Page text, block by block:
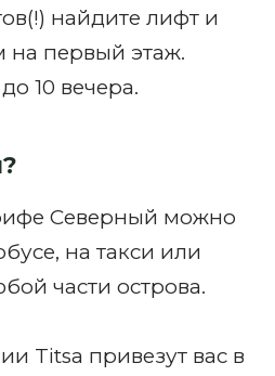
найдите лифт и
на первый этаж.
10 вечера.
Северный можно
на такси или
части острова.
Titsa привезут вас в